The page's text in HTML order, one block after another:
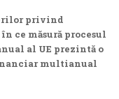
privind
ce măsură procesul
al UE prezintă o
multianual